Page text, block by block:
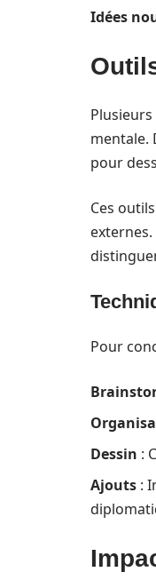
Idées
mentale.
pour
Ces
Pour
Dessin :
Ajouts :